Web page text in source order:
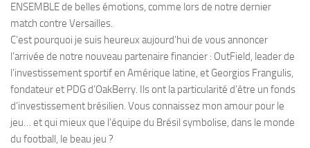
ENSEMBLE de belles émotions, comme lors de notre dernier
match contre Versailles.
C’est pourquoi je suis heureux aujourd’hui de vous annoncer
l’arrivée de notre nouveau partenaire financier : OutField, leader de
l’investissement sportif en Amérique latine, et Georgios Frangulis,
fondateur et PDG d’OakBerry. Ils ont la particularité d’être un fonds
d’investissement brésilien. Vous connaissez mon amour pour le
jeu… et qui mieux que l’équipe du Brésil symbolise, dans le monde
du football, le beau jeu ?